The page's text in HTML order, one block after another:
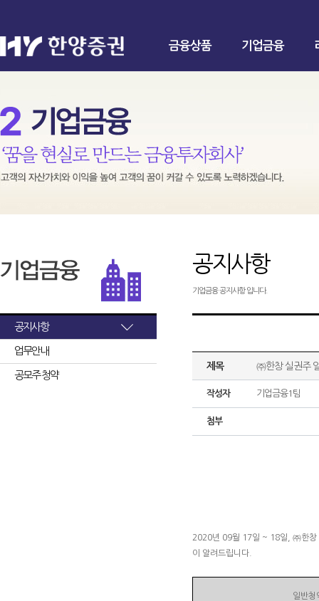
금융상품 기업금융
공지사항
업무안내
공모주 청약
공지사항
기업금융 공지사항 입니다.
제목 ㈜한창 실권주
작성자 기업금융1팀
첨부
2020년 09월 17일 ~ 18일, ㈜한창
이 알려드립니다.
일반청